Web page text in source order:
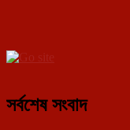
সর্বশেষ সংবাদ